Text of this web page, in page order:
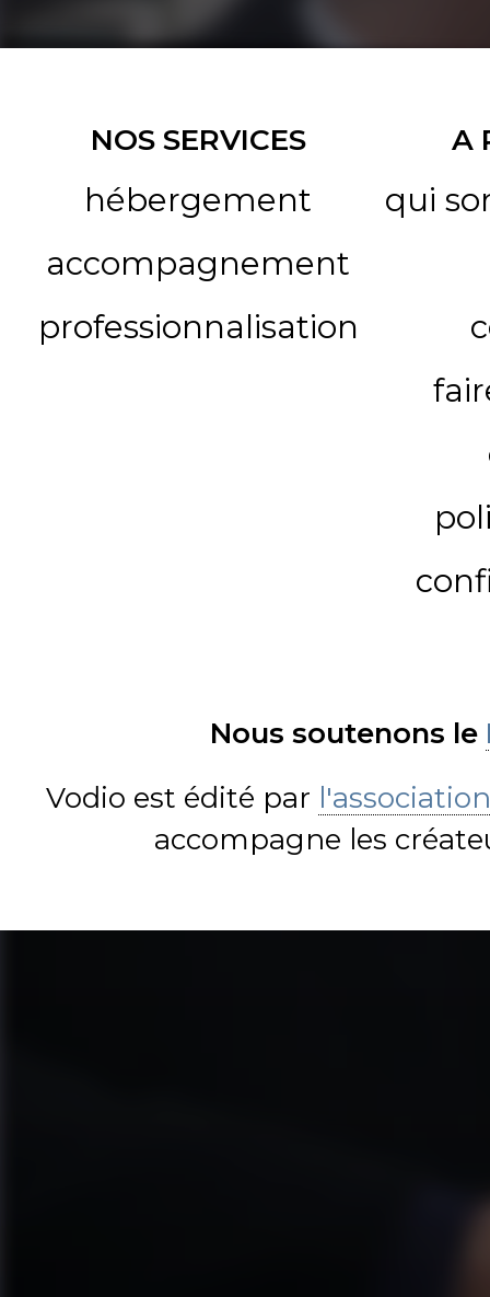
NOS SERVICES
hébergement
accompagnement
professionnalisation
A
qui